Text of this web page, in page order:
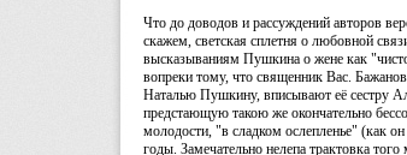
Что до доводов и рассуждений авторов
скажем, светская сплетня о любовной
высказываниям Пушкина о жене как
вопреки тому, что священник Вас.
Наталью Пушкину, вписывают её сестру
предстающую такою же окончательно
молодости, "в сладком ослепленье" (как
годы. Замечательно нелепа трактовка